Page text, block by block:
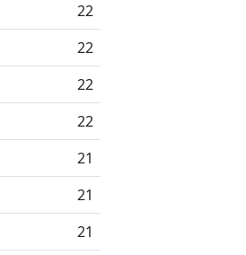
22
22
22
22
21
21
21